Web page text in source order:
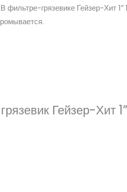
грязевике Гейзер-Хит 1″
Гейзер-Хит 1”